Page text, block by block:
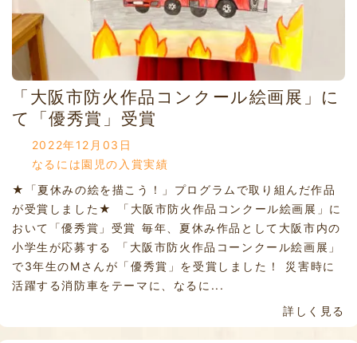
「大阪市防火作品コンクール絵画展」に
て「優秀賞」受賞
2022年12月03日
なるには園児の入賞実績
★「夏休みの絵を描こう！」プログラムで取り組んだ作品
が受賞しました★ 「大阪市防火作品コンクール絵画展」に
おいて「優秀賞」受賞 毎年、夏休み作品として大阪市内の
小学生が応募する 「大阪市防火作品コーンクール絵画展」
で3年生のMさんが「優秀賞」を受賞しました！ 災害時に
活躍する消防車をテーマに、なるに...
詳しく見る